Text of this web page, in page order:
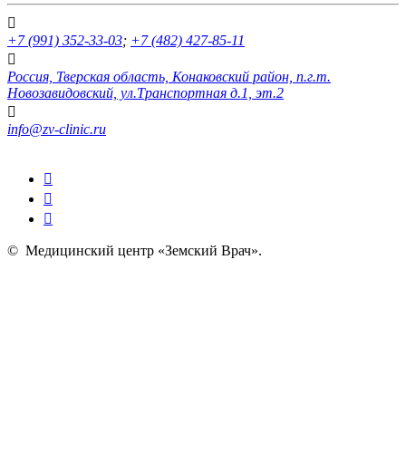
+7 (991) 352-33-03; +7 (482) 427-85-11
Россия, Тверская область, Конаковский район, п.г.т.
Новозавидовский, ул.Транспортная д.1, эт.2
info@zv-clinic.ru
© Медицинский центр «Земский Врач».